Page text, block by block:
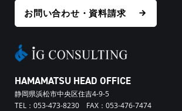
お問い合わせ・資料請求
HAMAMATSU HEAD OFFICE
静岡県浜松市中央区住吉4-9-5
TEL：053-473-8230 FAX：053-476-7474